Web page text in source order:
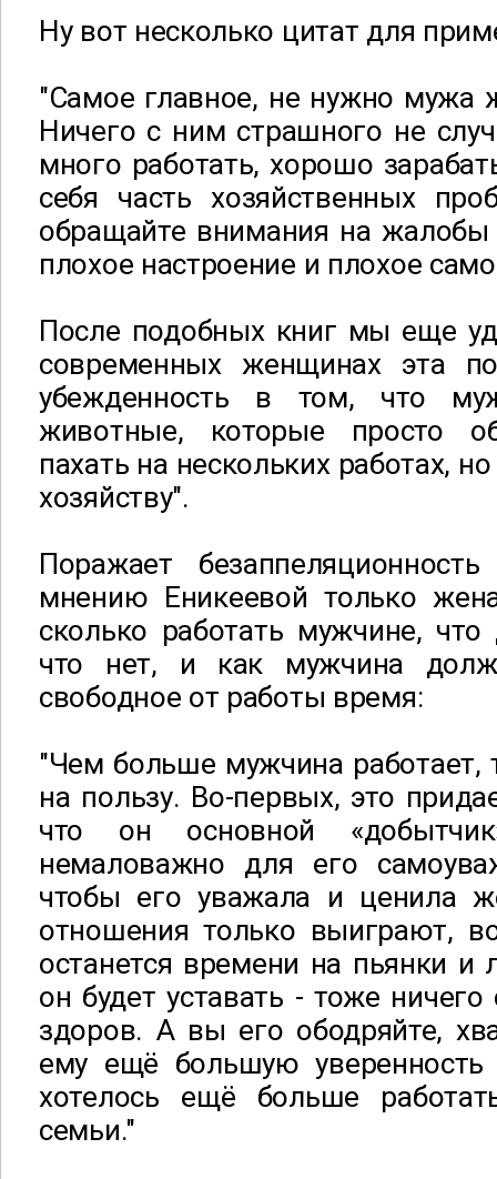
Ну вот несколько цитат для
"Самое главное, не нужно мужа
Ничего с ним страшного не
много работать, хорошо
себя часть хозяйственных
обращайте внимания на жалобы
плохое настроение и плохое
После подобных книг мы еще
современных женщинах эта
убежденность в том, что
животные, которые просто
пахать на нескольких работах,
хозяйству".
Поражает
мнению Еникеевой только
сколько работать мужчине,
что нет, и как мужчина
свободное от работы время:
"Чем больше мужчина работает,
на пользу. Во-первых, это
что он основной
немаловажно для его
чтобы его уважала и ценила
отношения только выиграют,
останется времени на пьянки и
он будет уставать - тоже
здоров. А вы его ободряйте,
ему ещё большую
хотелось ещё больше
семьи."